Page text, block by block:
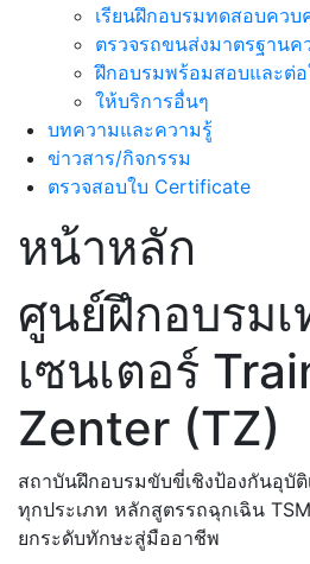
เรียนฝึกอบรมทดสอบคว
ตรวจรถขนส่งมาตรฐานค
ฝึกอบรมพร้อมสอบและต่
ให้บริการอื่นๆ
บทความและความรู้
ข่าวสาร/กิจกรรม
ตรวจสอบใบ Certificate
หน้าหลัก
ศูนย์ฝึกอบรมเ
เซนเตอร์
Zenter (TZ)
สถาบันฝึกอบรมขับขี่เชิงป้องกันอุบั
ทุกประเภท หลักสูตรรถฉุกเฉิน
ยกระดับทักษะสู่มืออาชีพ